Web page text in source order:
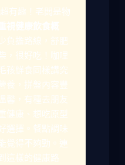
有趣！老闆是物
視健康飲食概
負擔路線，舒肥
，很好吃！咖哩
孩鮮食同樣講究
養，拼盤內容豐
馨，有種去朋友
健康、想吃原型
選擇。餐點調味
覺得不夠勁。連
這樣的健康路